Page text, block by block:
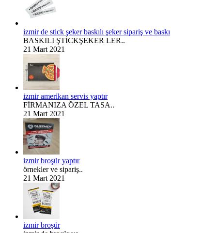
izmir de stick şeker baskılı şeker sipariş ve baskı
BASKILI ŞTİCKŞEKER LER..
21 Mart 2021
izmir amerikan servis yaptır
FİRMANIZA ÖZEL TASA..
21 Mart 2021
izmir broşür yaptır
örnekler ve sipariş..
21 Mart 2021
izmir broşür